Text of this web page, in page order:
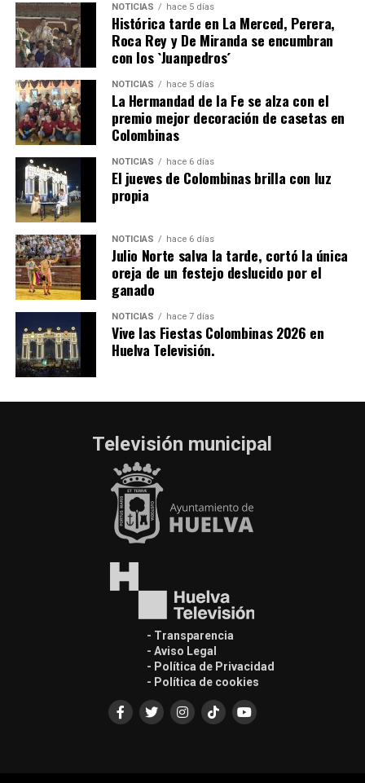
SEXTA CORRIDA DE LAS FIESTAS COLOMBINAS
2026
hace 2 días· Huelvatv
NOTICIAS hace 5 días
Histórica tarde en La Merced, Perera,
Roca Rey y De Miranda se encumbran
con los `Juanpedros´
NOTICIAS hace 5 días
La Hermandad de la Fe se alza con el
premio mejor decoración de casetas en
Colombinas
NOTICIAS hace 6 días
El jueves de Colombinas brilla con luz
propia
NOTICIAS hace 6 días
Julio Norte salva la tarde, cortó la única
oreja de un festejo deslucido por el
ganado
NOTICIAS hace 7 días
Vive las Fiestas Colombinas 2026 en
Huelva Televisión.
Televisión municipal
- Transparencia
- Aviso Legal
- Política de Privacidad
- Política de cookies